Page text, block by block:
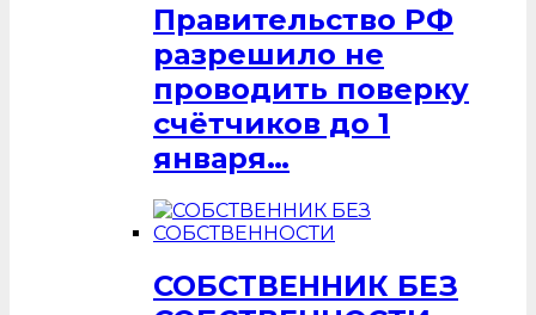
Правительство РФ
разрешило не
проводить поверку
счётчиков до 1
января…
СОБСТВЕННИК БЕЗ